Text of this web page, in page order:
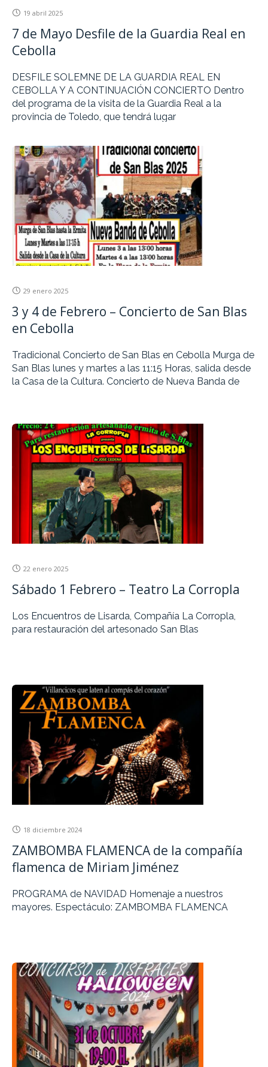
19 abril 2025
7 de Mayo Desfile de la Guardia Real en
Cebolla
DESFILE SOLEMNE DE LA GUARDIA REAL EN
CEBOLLA Y A CONTINUACIÓN CONCIERTO Dentro
del programa de la visita de la Guardia Real a la
provincia de Toledo, que tendrá lugar
29 enero 2025
3 y 4 de Febrero – Concierto de San Blas
en Cebolla
Tradicional Concierto de San Blas en Cebolla Murga de
San Blas lunes y martes a las 11:15 Horas, salida desde
la Casa de la Cultura. Concierto de Nueva Banda de
22 enero 2025
Sábado 1 Febrero – Teatro La Corropla
Los Encuentros de Lisarda, Compañía La Corropla,
para restauración del artesonado San Blas
18 diciembre 2024
ZAMBOMBA FLAMENCA de la compañía
flamenca de Miriam Jiménez
PROGRAMA de NAVIDAD Homenaje a nuestros
mayores. Espectáculo: ZAMBOMBA FLAMENCA